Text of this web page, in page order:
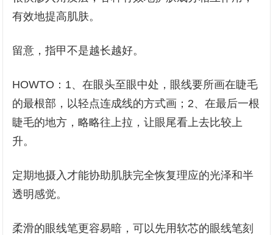
有效地提高肌肤。
留意，指甲不是越长越好。
HOWTO：1、在眼头至眼中处，眼线要所画在睫毛
的最根部，以轻点连成线的方式画；2、在最后一根
睫毛的地方，略略往上拉，让眼尾看上去比较上
升。
定期地摄入才能协助肌肤完全恢复理应的光泽和半
透明感觉。
柔滑的眼线笔更容易暗，可以先用软芯的眼线笔刻